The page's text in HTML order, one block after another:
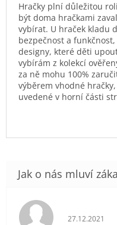
Hračky plní důležitou
být doma hračkami
vybírat. U hraček kladu
bezpečnost a
designy, které děti
vybírám z kolekcí
za ně mohu 100%
výběrem vhodné
uvedené v horní části
Hodnocení
27.12.2021